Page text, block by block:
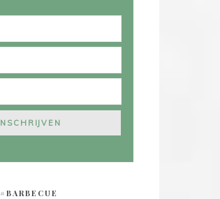
#BARBECUE